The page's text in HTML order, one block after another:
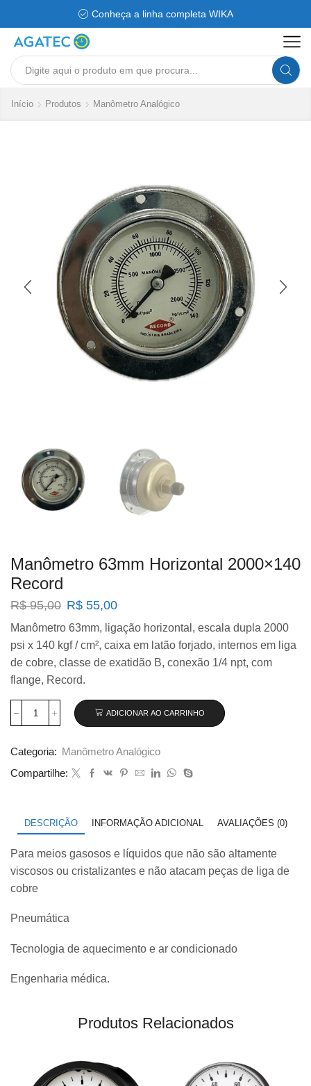
Conheça a linha completa WIKA
Search
Início Produtos Manômetro Analógico
Manômetro 63mm Horizontal 2000×140
Record
R$95,00 O
original
era:
R$ 95,00.
R$ 55,00O
atual
é:
R$ 55,00.
Manômetro 63mm, ligação horizontal, escala dupla 2000
psi x 140 kgf / cm², caixa em latão forjado, internos em liga
de cobre, classe de exatidão B, conexão 1/4 npt, com
flange, Record.
Manômetro
2000×140
Record
quantidade
ADICIONAR AO CARRINHO
Categoria:
Manômetro Analógico
Compartilhe:
DESCRIÇÃO INFORMAÇÃO ADICIONAL AVALIAÇÕES (0)
Para meios gasosos e líquidos que não são altamente
viscosos ou cristalizantes e não atacam peças de liga de
cobre
Pneumática
Tecnologia de aquecimento e ar condicionado
Engenharia médica.
Produtos Relacionados